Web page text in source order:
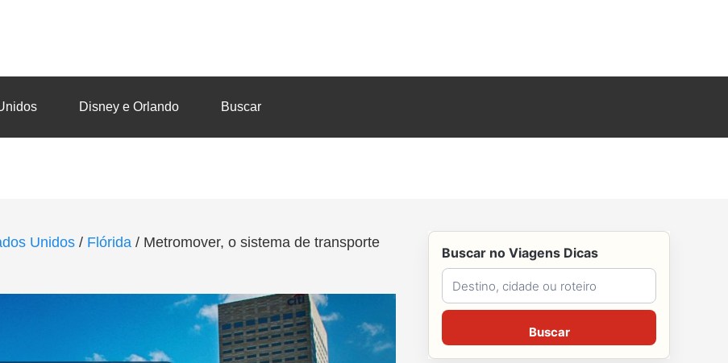
Disney e Orlando Buscar
Unidos / Flórida / Metromover, o sistema de transporte
Buscar no Viagens Dicas
Buscar no Viagens Dicas
Buscar